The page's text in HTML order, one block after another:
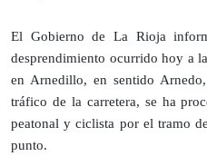
El Gobierno de La Rioja
desprendimiento ocurrido hoy a
en Arnedillo, en sentido
tráfico de la carretera, se ha
peatonal y ciclista por el tramo
punto.